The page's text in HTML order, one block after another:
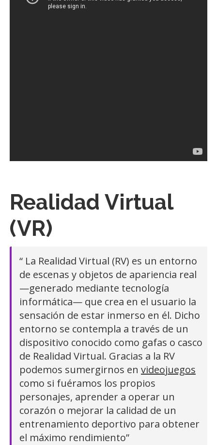
Realidad Virtual
(VR)
“ La Realidad Virtual (RV) es un entorno
de escenas y objetos de apariencia real
—generado mediante tecnología
informática— que crea en el usuario la
sensación de estar inmerso en él. Dicho
entorno se contempla a través de un
dispositivo conocido como gafas o casco
de Realidad Virtual. Gracias a la RV
podemos sumergirnos en videojuegos
como si fuéramos los propios
personajes, aprender a operar un
corazón o mejorar la calidad de un
entrenamiento deportivo para obtener
el máximo rendimiento”